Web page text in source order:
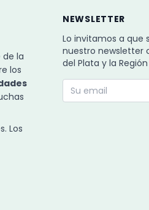
la
los
Los
NEWSLETTER
Lo invitamos a que
nuestro newsletter
del Plata y la Región